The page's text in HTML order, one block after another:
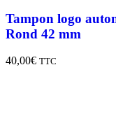
Tampon logo
Rond 42 mm
40,00€ TTC